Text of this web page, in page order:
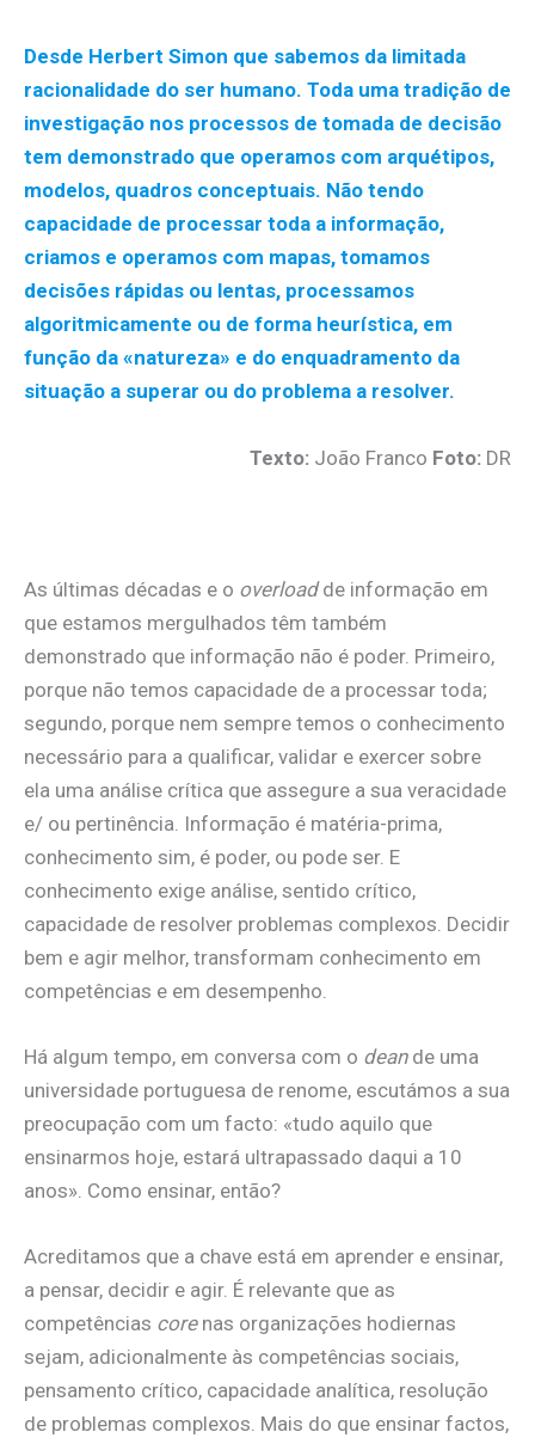
Desde Herbert Simon que sabemos da limitada
racionalidade do ser humano. Toda uma tradição de
investigação nos processos de tomada de decisão
tem demonstrado que operamos com arquétipos,
modelos, quadros conceptuais. Não tendo
capacidade de processar toda a informação,
criamos e operamos com mapas, tomamos
decisões rápidas ou lentas, processamos
algoritmicamente ou de forma heurística, em
função da «natureza» e do enquadramento da
situação a superar ou do problema a resolver.
Texto: João Franco Foto: DR
As últimas décadas e o overloadde informação em
que estamos mergulhados têm também
demonstrado que informação não é poder. Primeiro,
porque não temos capacidade de a processar toda;
segundo, porque nem sempre temos o conhecimento
necessário para a qualificar, validar e exercer sobre
ela uma análise crítica que assegure a sua veracidade
e/ ou pertinência. Informação é matéria-prima,
conhecimento sim, é poder, ou pode ser. E
conhecimento exige análise, sentido crítico,
capacidade de resolver problemas complexos. Decidir
bem e agir melhor, transformam conhecimento em
competências e em desempenho.
Há algum tempo, em conversa com o deande uma
universidade portuguesa de renome, escutámos a sua
preocupação com um facto: «tudo aquilo que
ensinarmos hoje, estará ultrapassado daqui a 10
anos». Como ensinar, então?
Acreditamos que a chave está em aprender e ensinar,
a pensar, decidir e agir. É relevante que as
competências corenas organizações hodiernas
sejam, adicionalmente às competências sociais,
pensamento crítico, capacidade analítica, resolução
de problemas complexos. Mais do que ensinar factos,